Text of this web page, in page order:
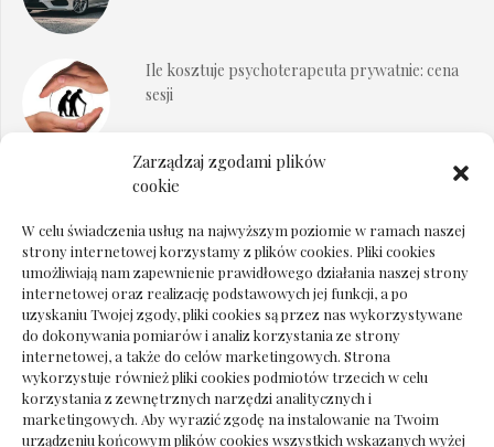
Zarządzaj zgodami plików
cookie
W celu świadczenia usług na najwyższym poziomie w ramach naszej
strony internetowej korzystamy z plików cookies. Pliki cookies
umożliwiają nam zapewnienie prawidłowego działania naszej strony
internetowej oraz realizację podstawowych jej funkcji, a po
uzyskaniu Twojej zgody, pliki cookies są przez nas wykorzystywane
do dokonywania pomiarów i analiz korzystania ze strony
internetowej, a także do celów marketingowych. Strona
wykorzystuje również pliki cookies podmiotów trzecich w celu
korzystania z zewnętrznych narzędzi analitycznych i
marketingowych. Aby wyrazić zgodę na instalowanie na Twoim
urządzeniu końcowym plików cookies wszystkich wskazanych wyżej
Ile kosztuje psychoterapeuta prywatnie: cena
sesji
Dokumenty do odbioru przy zmianie biura
Deska podłogowa do salonu: jak wybrać bez
pośpiechu